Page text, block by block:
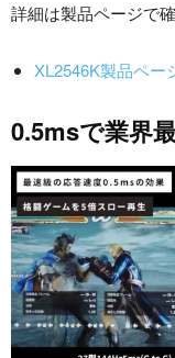
詳細は製品ページで
XL2546K製品ペー
0.5msで業界